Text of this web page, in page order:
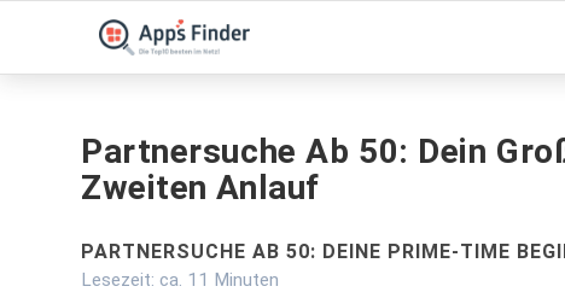
Partnersuche Ab 50: Dein
Zweiten Anlauf
PARTNERSUCHE AB 50: DEINE PRIME-TIME
Lesezeit: ca. 11 Minuten